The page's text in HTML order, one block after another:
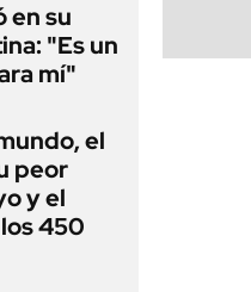
en su
"Es un
mí"
el
peor
y el
450